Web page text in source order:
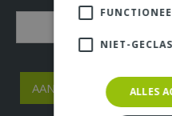
NIET-
ALLES